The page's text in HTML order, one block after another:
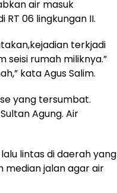
air masuk
06 lingkungan II.
terkjadi
seisi rumah miliknya.”
kata Agus Salim.
yang tersumbat.
Agung. Air
lintas di daerah yang
median jalan agar air